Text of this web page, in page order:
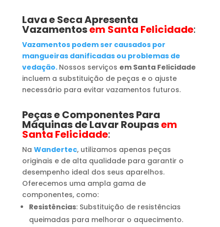
Lava e Seca Apresenta
Vazamentosem Santa Felicidade:
Vazamentos podem ser causados por
mangueiras danificadas ou problemas de
vedação. Nossos serviços em Santa Felicidade
incluem a substituição de peças e o ajuste
necessário para evitar vazamentos futuros.
Peças e Componentes Para
Máquinas de Lavar Roupasem
Santa Felicidade:
Na Wandertec, utilizamos apenas peças
originais e de alta qualidade para garantir o
desempenho ideal dos seus aparelhos.
Oferecemos uma ampla gama de
componentes, como:
Resistências: Substituição de resistências
queimadas para melhorar o aquecimento.